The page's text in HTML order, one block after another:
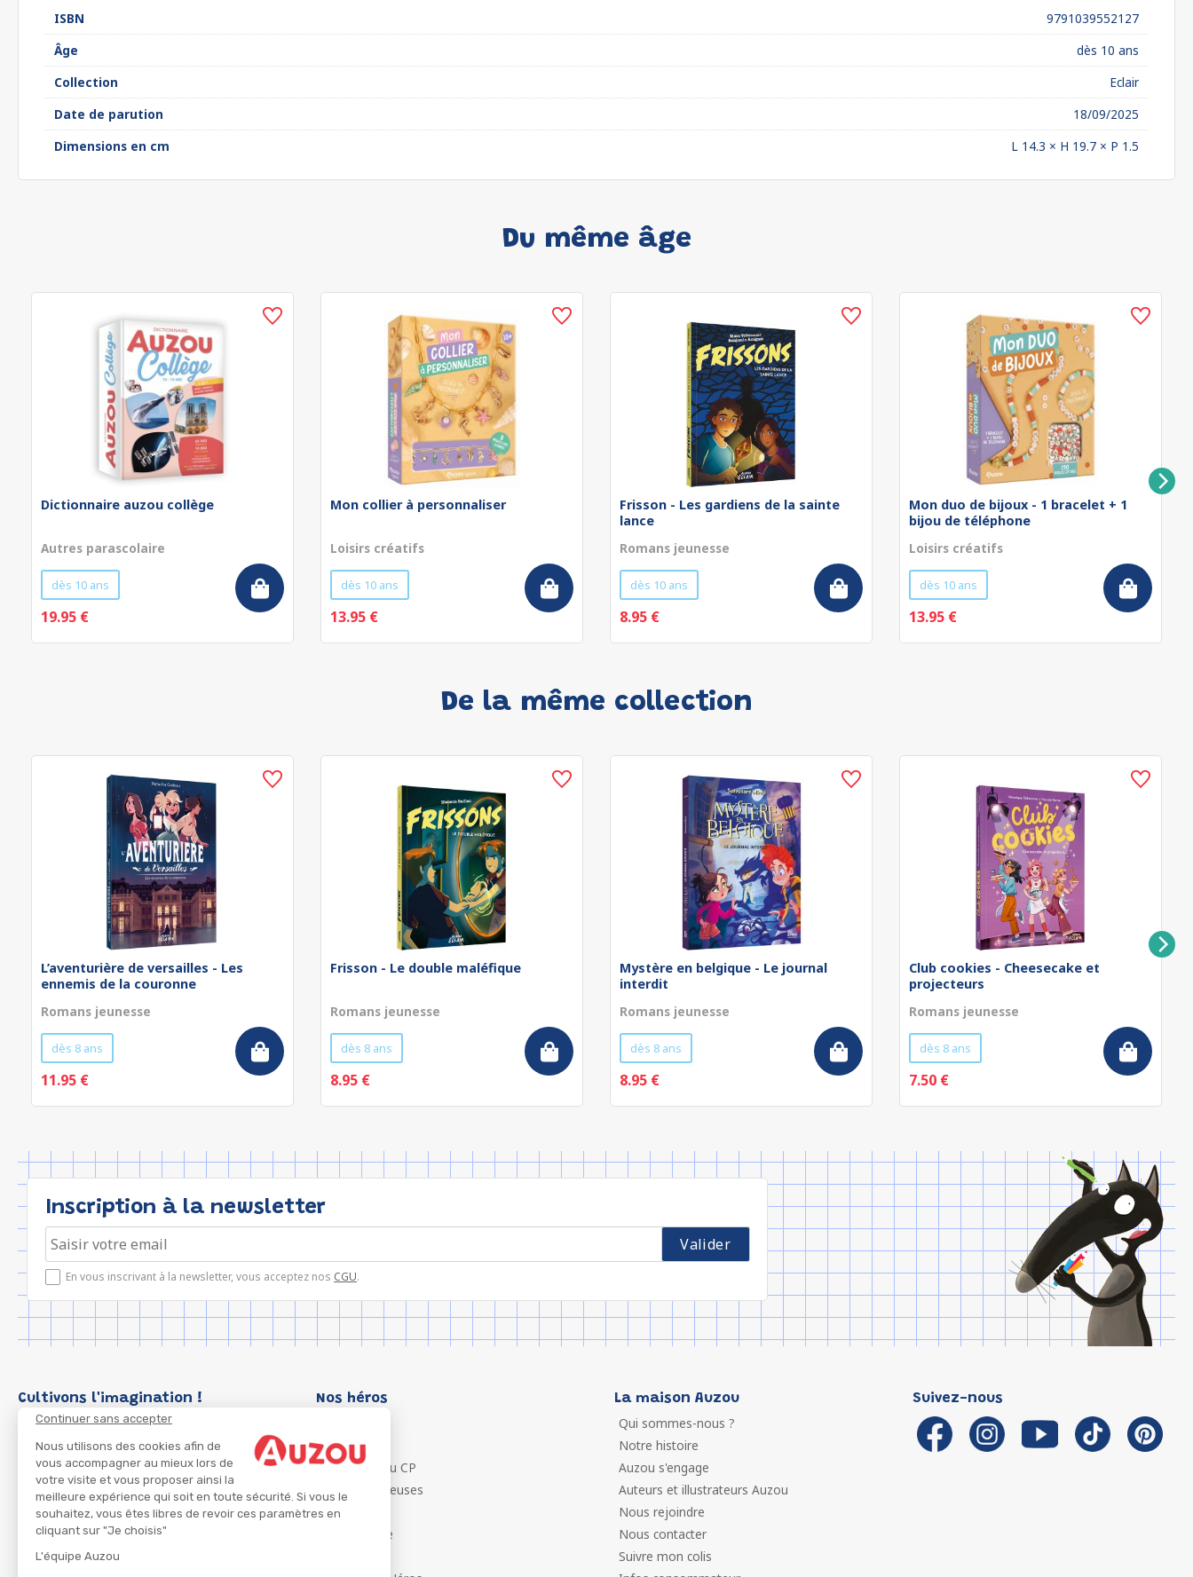
Continuer sans accepter
Nous utilisons des cookies afin de
vous accompagner au mieux lors de
votre visite et vous proposer ainsi la
meilleure expérience qui soit en toute sécurité. Si vous le
souhaitez, vous êtes libres de revoir ces paramètres en
cliquant sur "Je choisis"
L'équipe Auzou
ISBN
9791039552127
Âge
dès 10 ans
Collection
Eclair
Date de parution
18/09/2025
Dimensions en cm
L 14.3 × H 19.7 × P 1.5
Du même âge
Dictionnaire auzou collège
Autres parascolaire
dès 10 ans
19.95 €
Mon collier à personnaliser
Loisirs créatifs
dès 10 ans
13.95 €
Frisson - Les gardiens de la sainte
lance
Romans jeunesse
dès 10 ans
8.95 €
Mon duo de bijoux - 1 bracelet + 1
bijou de téléphone
Loisirs créatifs
dès 10 ans
13.95 €
De la même collection
L’aventurière de versailles - Les
ennemis de la couronne
Romans jeunesse
dès 8 ans
11.95 €
Frisson - Le double maléfique
Romans jeunesse
dès 8 ans
8.95 €
Mystère en belgique - Le journal
interdit
Romans jeunesse
dès 8 ans
8.95 €
Club cookies - Cheesecake et
projecteurs
Romans jeunesse
dès 8 ans
7.50 €
Inscription à la newsletter
En vous inscrivant à la newsletter, vous acceptez nos CGU.
Cultivons l'imagination ! Nos héros
P'tit Loup
Les Héros du CP
Les Influenceuses
Migali
Petite Taupe
La maison Auzou
Qui sommes-nous ?
Notre histoire
Auzou s'engage
Auteurs et illustrateurs Auzou
Nous rejoindre
Nous contacter
Suivre mon colis
Suivez-nous